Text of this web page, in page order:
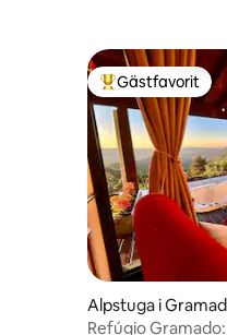
Populär
Gästfavorit
Alpstuga i
Refúgio